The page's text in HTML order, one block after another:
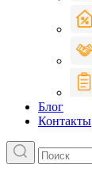
Блог
Контакты